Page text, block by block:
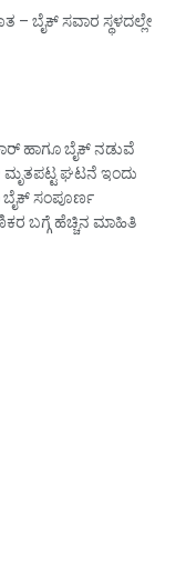
ಬೈಕ್ ಸವಾರ ಸ್ಥಳದಲ್ಲೇ
ಹಾಗೂ ಬೈಕ್ ನಡುವೆ
ಮೃತಪಟ್ಟ ಘಟನೆ ಇಂದು
ಸಂಪೂರ್ಣ
ಬಗ್ಗೆ ಹೆಚ್ಚಿನ ಮಾಹಿತಿ